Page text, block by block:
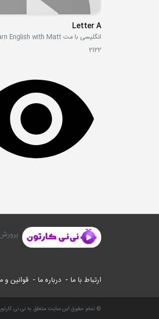
Letter A
انگلیسی با مت Learn English with Matt
2122
ارتباط با ما - درباره ما - قوانین و
© تمام حقوق این سایت متعلق به نی نی